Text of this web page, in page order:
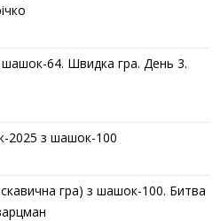
шашок-64. Швидка гра. День 3.
2025 з шашок-100
гра) з шашок-100. Битва